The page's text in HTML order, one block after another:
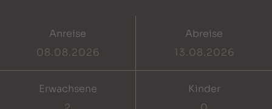
Anreise Abreise
Erwachsene Kinder